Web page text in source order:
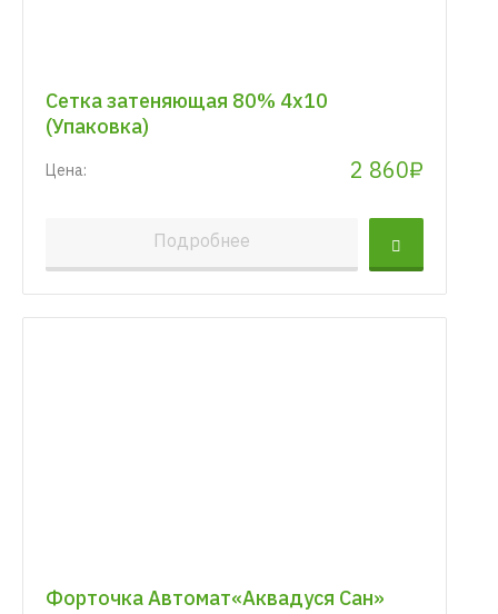
Сетка затеняющая 80% 4х10
(Упаковка)
Цена: 2 860₽
Подробнее
Форточка Автомат«Аквадуся Сан»